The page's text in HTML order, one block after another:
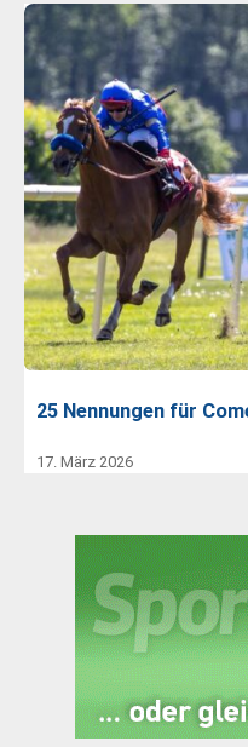
25 Nennungen für
17. März 2026